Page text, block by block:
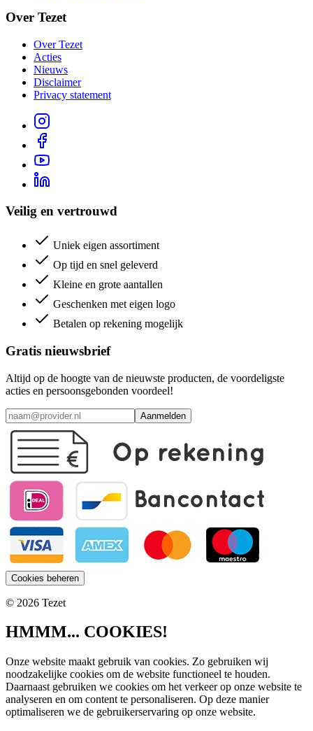
Over Tezet
Over Tezet
Acties
Nieuws
Disclaimer
Privacy statement
Veilig en vertrouwd
Uniek eigen assortiment
Op tijd en snel geleverd
Kleine en grote aantallen
Geschenken met eigen logo
Betalen op rekening mogelijk
Gratis nieuwsbrief
Altijd op de hoogte van de nieuwste producten, de voordeligste
acties en persoonsgebonden voordeel!
Aanmelden
Cookies beheren
© 2026 Tezet
HMMM... COOKIES!
Onze website maakt gebruik van cookies. Zo gebruiken wij
noodzakelijke cookies om de website functioneel te houden.
Daarnaast gebruiken we cookies om het verkeer op onze website te
analyseren en om content te personaliseren. Op deze manier
optimaliseren we de gebruikerservaring op onze website.